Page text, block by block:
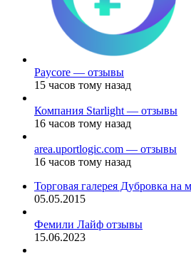
Paycore — отзывы
15 часов тому назад
Компания Starlight — отзывы
16 часов тому назад
area.uportlogic.com — отзывы
16 часов тому назад
Торговая галерея Дубровка
05.05.2015
Фемили Лайф отзывы
15.06.2023